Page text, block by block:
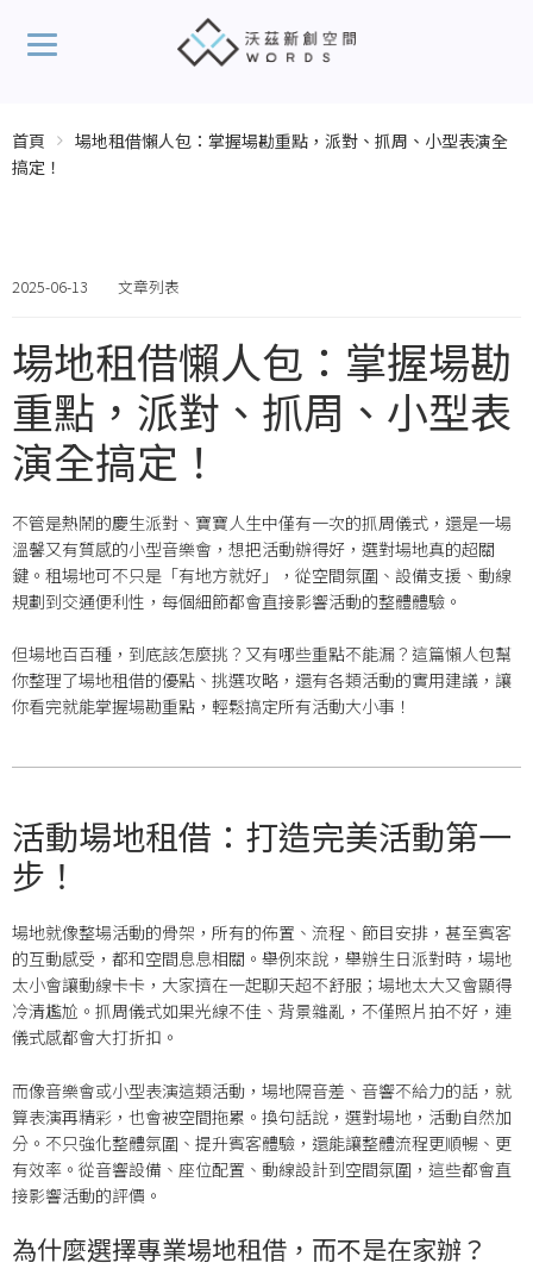
首頁
場地租借懶人包：掌握場勘重點，派對、抓周、小型表演全
搞定！
2025-06-13 文章列表
場地租借懶人包：掌握場勘
重點，派對、抓周、小型表
演全搞定！
不管是熱鬧的慶生派對、寶寶人生中僅有一次的抓周儀式，還是一場
溫馨又有質感的小型音樂會，想把活動辦得好，選對場地真的超關
鍵。租場地可不只是「有地方就好」，從空間氛圍、設備支援、動線
規劃到交通便利性，每個細節都會直接影響活動的整體體驗。
但場地百百種，到底該怎麼挑？又有哪些重點不能漏？這篇懶人包幫
你整理了場地租借的優點、挑選攻略，還有各類活動的實用建議，讓
你看完就能掌握場勘重點，輕鬆搞定所有活動大小事！
活動場地租借：打造完美活動第一
步！
場地就像整場活動的骨架，所有的佈置、流程、節目安排，甚至賓客
的互動感受，都和空間息息相關。舉例來說，舉辦生日派對時，場地
太小會讓動線卡卡，大家擠在一起聊天超不舒服；場地太大又會顯得
冷清尷尬。抓周儀式如果光線不佳、背景雜亂，不僅照片拍不好，連
儀式感都會大打折扣。
而像音樂會或小型表演這類活動，場地隔音差、音響不給力的話，就
算表演再精彩，也會被空間拖累。換句話說，選對場地，活動自然加
分。不只強化整體氛圍、提升賓客體驗，還能讓整體流程更順暢、更
有效率。從音響設備、座位配置、動線設計到空間氛圍，這些都會直
接影響活動的評價。
為什麼選擇專業場地租借，而不是在家辦？